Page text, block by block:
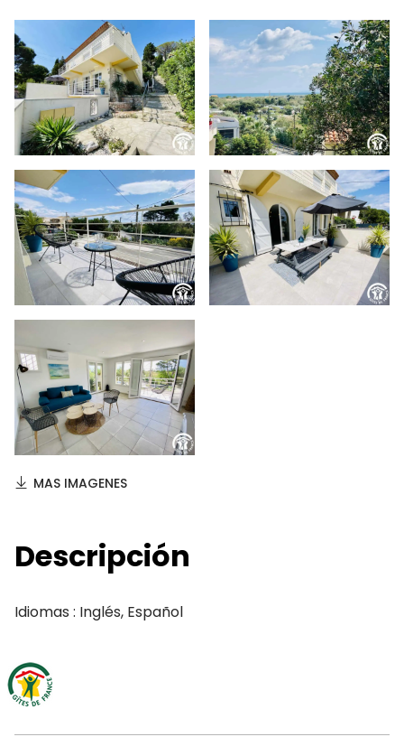
MAS IMAGENES
Descripción
Idiomas : Inglés, Español